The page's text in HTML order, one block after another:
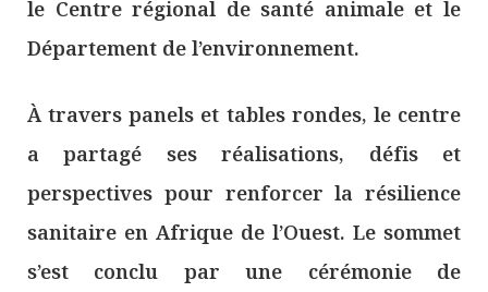
le Centre régional de santé animale et le
Département de l’environnement.
À travers panels et tables rondes, le centre
a partagé ses réalisations, défis et
perspectives pour renforcer la résilience
sanitaire en Afrique de l’Ouest. Le sommet
s’est conclu par une cérémonie de